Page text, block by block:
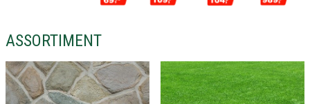
ASSORTIMENT